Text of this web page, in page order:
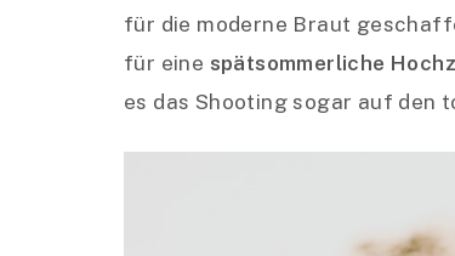
für die moderne Braut
für eine spätsommerliche
es das Shooting sogar auf den